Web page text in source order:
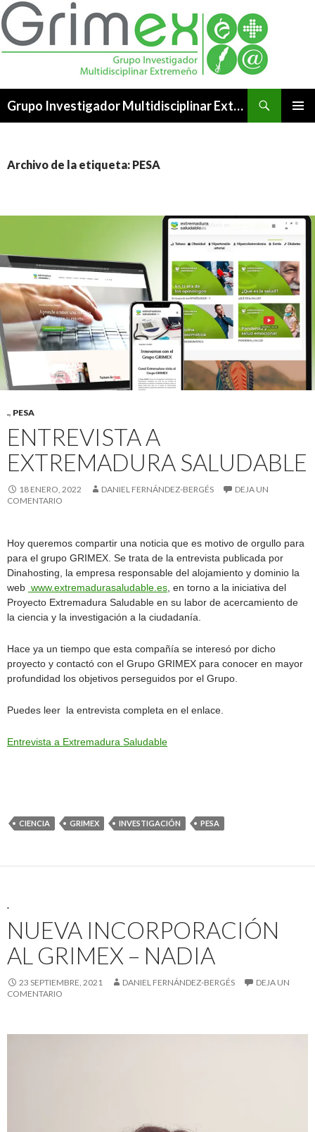
Grupo Investigador Multidisciplinar Extremeño
Archivo de la etiqueta: PESA
., PESA
ENTREVISTA A
EXTREMADURA SALUDABLE
18 ENERO, 2022 DANIEL FERNÁNDEZ-BERGÉS
DEJA UN
COMENTARIO
Hoy queremos compartir una noticia que es motivo de orgullo para
para el grupo GRIMEX. Se trata de la entrevista publicada por
Dinahosting, la empresa responsable del alojamiento y dominio la
web www.extremadurasaludable.es , en torno a la iniciativa del
Proyecto Extremadura Saludable en su labor de acercamiento de
la ciencia y la investigación a la ciudadanía.
Hace ya un tiempo que esta compañía se interesó por dicho
proyecto y contactó con el Grupo GRIMEX para conocer en mayor
profundidad los objetivos perseguidos por el Grupo.
Puedes leer la entrevista completa en el enlace.
Entrevista a Extremadura Saludable
CIENCIA GRIMEX INVESTIGACIÓN PESA
.
NUEVA INCORPORACIÓN
AL GRIMEX – NADIA
23 SEPTIEMBRE, 2021 DANIEL FERNÁNDEZ-BERGÉS
DEJA UN
COMENTARIO